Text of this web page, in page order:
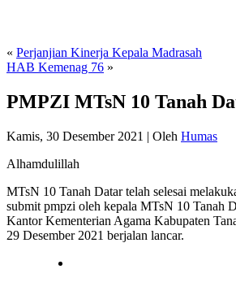
« Perjanjian Kinerja Kepala Madrasah
HAB Kemenag 76 »
PMPZI MTsN 10 Tanah
Kamis, 30 Desember 2021 | Oleh Humas
Alhamdulillah
MTsN 10 Tanah Datar telah selesai
submit pmpzi oleh kepala MTsN 10 Tanah
Kantor Kementerian Agama Kabupaten
29 Desember 2021 berjalan lancar.